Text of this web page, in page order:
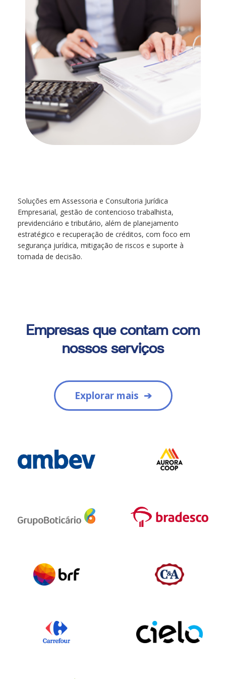
Pesquisar no blog
Soluções em Assessoria e Consultoria Jurídica
Empresarial, gestão de contencioso trabalhista,
previdenciário e tributário, além de planejamento
estratégico e recuperação de créditos, com foco em
segurança jurídica, mitigação de riscos e suporte à
tomada de decisão.
Empresas que contam com
nossos serviços
Explorar mais